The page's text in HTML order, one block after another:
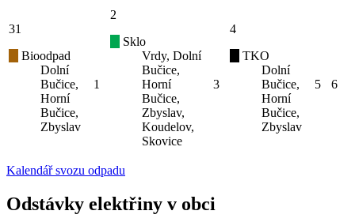
31
Bioodpad
Dolní
Bučice,
Horní
Bučice,
Zbyslav
1
2
Sklo
Vrdy, Dolní
Bučice,
Horní
Bučice,
Zbyslav,
Koudelov,
Skovice
3
4
TKO
Dolní
Bučice,
Horní
Bučice,
Zbyslav
5 6
Kalendář svozu odpadu
Odstávky elektřiny v obci